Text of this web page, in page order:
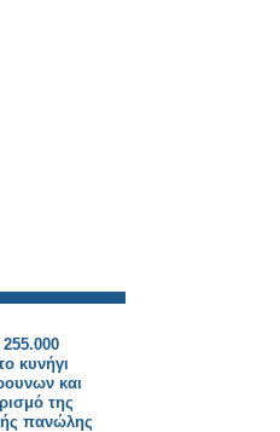
κυνήγι
και
της
πανώλης